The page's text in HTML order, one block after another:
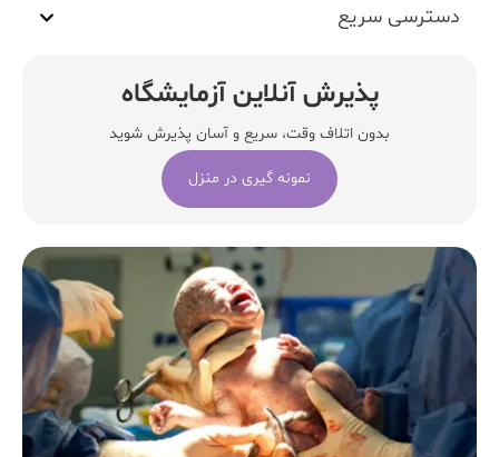
دسترسی سریع
پذیرش آنلاین آزمایشگاه
بدون اتلاف وقت، سریع و آسان پذیرش شوید
نمونه گیری در منزل